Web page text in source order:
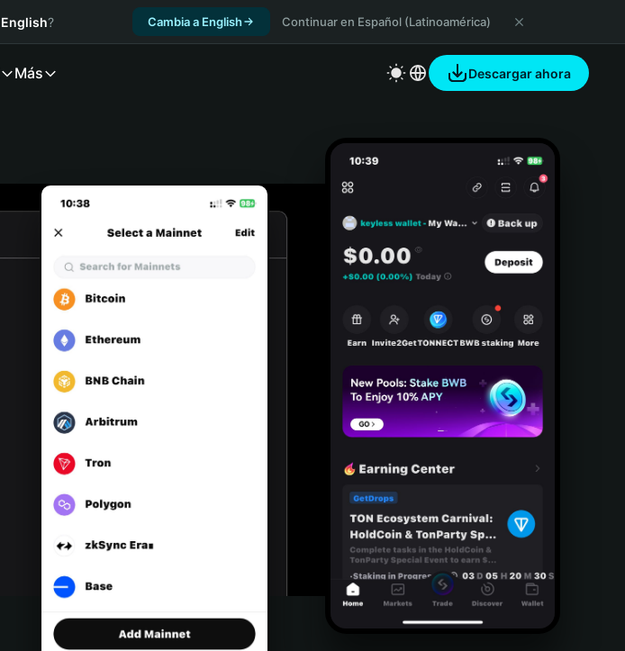
English? Cambia a English Continuar en Español (Latinoamérica)
Más Descargar ahora